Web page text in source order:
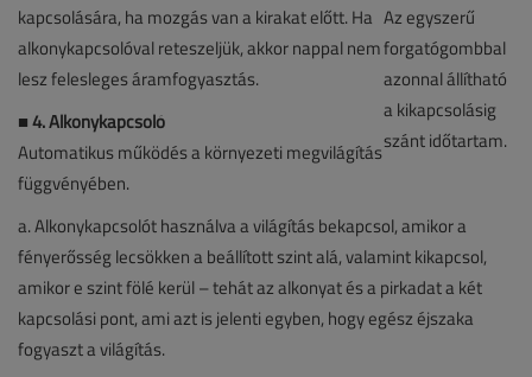
kapcsolására, ha mozgás van a kirakat előtt. Ha
alkonykapcsolóval reteszeljük, akkor nappal nem
lesz felesleges áramfogyasztás.
■4. Alkonykapcsoló
Automatikus működés a környezeti megvilágítás
függvényében.
a. Alkonykapcsolót használva a világítás bekapcsol, amikor a
fényerősség lecsökken a beállított szint alá, valamint kikapcsol,
amikor e szint fölé kerül – tehát az alkonyat és a pirkadat a két
kapcsolási pont, ami azt is jelenti egyben, hogy egész éjszaka
fogyaszt a világítás.